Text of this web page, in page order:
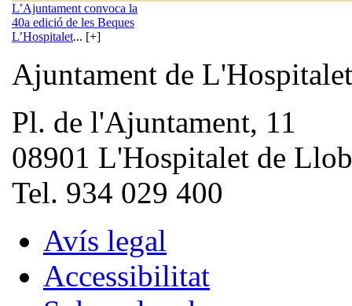
L’Ajuntament convoca la
40a edició de les Beques
L’Hospitalet... [+]
Ajuntament de L'Hospitalet
Pl. de l'Ajuntament, 11
08901 L'Hospitalet de
Tel. 934 029 400
Avís legal
Accessibilitat